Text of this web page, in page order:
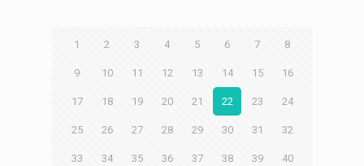
1 2 3 4 5 6 7 8
9 10 11 12 13 14 15 16
17 18 19 20 21 22 23 24
25 26 27 28 29 30 31 32
33 34 35 36 37 38 39 40